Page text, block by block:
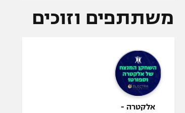
משתתפים וזוכים
אלקטרה -